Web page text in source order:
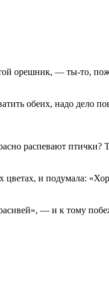
орешник, — ты-то,
обеих, надо дело
распевают птички?
цветах, и подумала:
— и к тому